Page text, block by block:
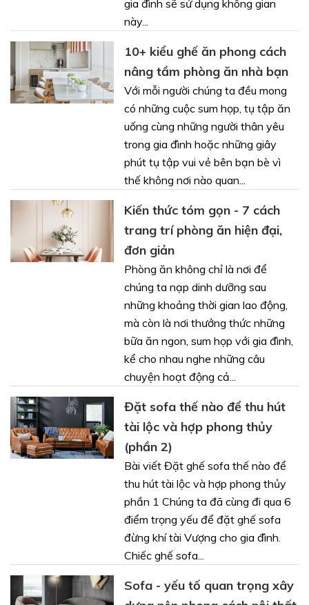
gia đình sẽ sử dụng không gian
này...
10+ kiểu ghế ăn phong cách
nâng tầm phòng ăn nhà bạn
Với mỗi người chúng ta đều mong
có những cuộc sum họp, tụ tập ăn
uống cùng những người thân yêu
trong gia đình hoặc những giây
phút tụ tập vui vẻ bên bạn bè vì
thế không nơi nào quan...
Kiến thức tóm gọn - 7 cách
trang trí phòng ăn hiện đại,
đơn giản
Phòng ăn không chỉ là nơi để
chúng ta nạp dinh dưỡng sau
những khoảng thời gian lao động,
mà còn là nơi thưởng thức những
bữa ăn ngon, sum họp với gia đình,
kể cho nhau nghe những câu
chuyện hoạt động cả...
Đặt sofa thế nào để thu hút
tài lộc và hợp phong thủy
(phần 2)
Bài viết Đặt ghế sofa thế nào để
thu hút tài lộc và hợp phong thủy
phần 1 Chúng ta đã cùng đi qua 6
điểm trọng yếu để đặt ghế sofa
đừng khí tài Vượng cho gia đình.
Chiếc ghế sofa...
Sofa - yếu tố quan trọng xây